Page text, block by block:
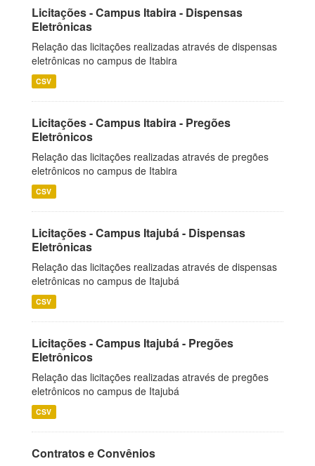
Licitações - Campus Itabira - Dispensas
Eletrônicas
Relação das licitações realizadas através de dispensas
eletrônicas no campus de Itabira
CSV
Licitações - Campus Itabira - Pregões
Eletrônicos
Relação das licitações realizadas através de pregões
eletrônicos no campus de Itabira
CSV
Licitações - Campus Itajubá - Dispensas
Eletrônicas
Relação das licitações realizadas através de dispensas
eletrônicas no campus de Itajubá
CSV
Licitações - Campus Itajubá - Pregões
Eletrônicos
Relação das licitações realizadas através de pregões
eletrônicos no campus de Itajubá
CSV
Contratos e Convênios